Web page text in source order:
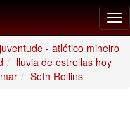
juventude - atlético mineiro
lluvia de estrellas hoy
Seth Rollins